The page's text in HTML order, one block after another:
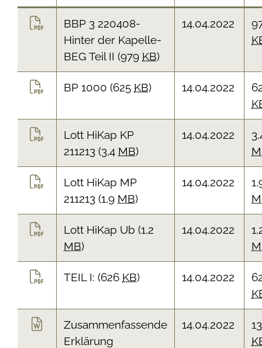
BBP 3 220408-
Hinter der Kapelle-
BEG Teil II (979 KB)
14.04.2022
BP 1000 (625 KB) 14.04.2022
Lott HiKap KP
211213 (3,4 MB)
14.04.2022
Lott HiKap MP
211213 (1,9 MB)
14.04.2022
Lott HiKap Ub (1,2
MB)
14.04.2022
TEIL I: (626 KB) 14.04.2022
Zusammenfassende
Erklärung
14.04.2022